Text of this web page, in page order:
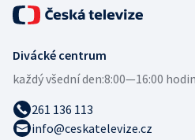
Divácké centrum
každý všední den:8:00—16:00 hodin
261 136 113
info@ceskatelevize.cz